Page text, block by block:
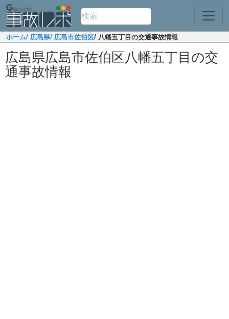
ホーム/ 広島県/ 広島市佐伯区/ 八幡五丁目の交通事故情報
広島県広島市佐伯区八幡五丁目の交
通事故情報